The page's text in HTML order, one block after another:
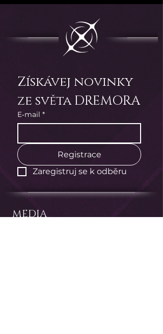
Získávej novinky
ze světa DREMORA
E‑mail *
Registrace
Zaregistruj se k odběru
MEDIA